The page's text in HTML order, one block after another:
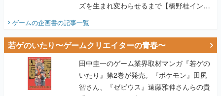
ズを生まれ変わらせるまで【橋野桂インタ
ビュー】
ゲームの企画書の記事一覧
若ゲのいたり〜ゲームクリエイターの青春〜
田中圭一のゲーム業界取材マンガ『若ゲの
いたり』第2巻が発売。『ポケモン』田尻
智さん、『ゼビウス』遠藤雅伸さんらの貴